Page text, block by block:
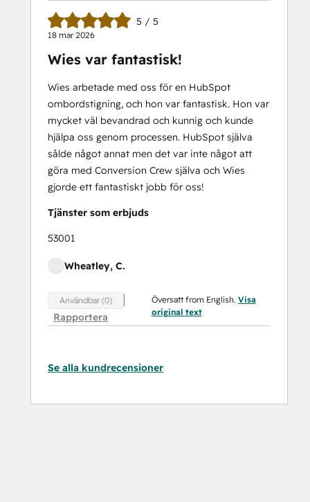
Super Admin
5 / 5
18 mar 2026
Wies var fantastisk!
Wies arbetade med oss för en HubSpot
ombordstigning, och hon var fantastisk. Hon var
mycket väl bevandrad och kunnig och kunde
hjälpa oss genom processen. HubSpot själva
sålde något annat men det var inte något att
göra med Conversion Crew själva och Wies
gjorde ett fantastiskt jobb för oss!
Tjänster som erbjuds
53001
Wheatley, C.
Användbar (0)
Rapportera
Översatt from English. Visa
original text
Se alla kundrecensioner